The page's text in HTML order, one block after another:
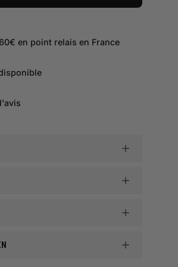
en point relais en France